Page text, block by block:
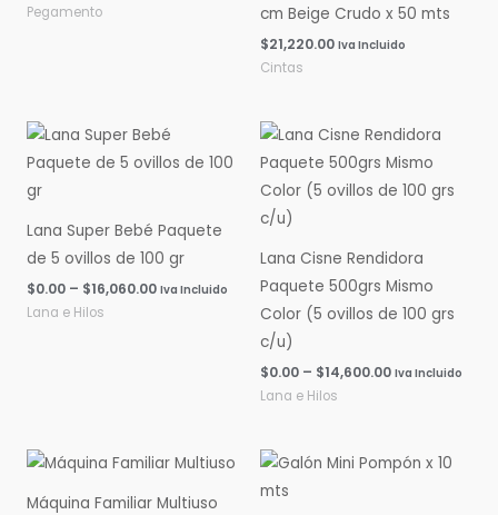
Pegamento
cm Beige Crudo x 50 mts
$21,220.00 Iva Incluido
Cintas
Lana Super Bebé Paquete
de 5 ovillos de 100 gr
$0.00 – $16,060.00
Rango
de
precios:
$16,060.00
Iva Incluido
Lana e Hilos
Lana Cisne Rendidora
Paquete 500grs Mismo
Color (5 ovillos de 100 grs
c/u)
$0.00 – $14,600.00
Rango
de
precios:
desde
$0.00
Iva Incluido
Lana e Hilos
Máquina Familiar Multiuso